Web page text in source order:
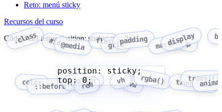
Reto: menú sticky
Recursos del curso
Código del tema: position: sticky; top: 0;
.class #id@media flexgridpadding margindisplay
gap
color::before ::after
rem vh vw rgba() transform
position: sticky;
top: 0;